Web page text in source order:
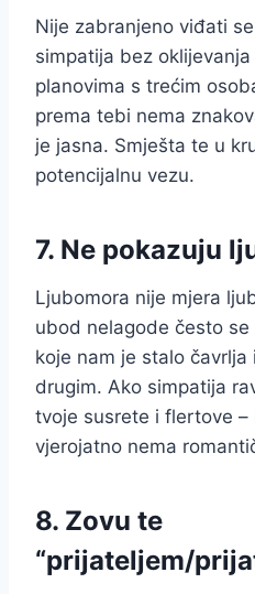
Nije zabranjeno viđati
simpatija bez
planovima s trećim
prema tebi nema
je jasna. Smješta te u
potencijalnu vezu.
7. Ne pokazuju
Ljubomora nije mjera
ubod nelagode često
koje nam je stalo čavrlja
drugim. Ako simpatija
tvoje susrete i flertove –
vjerojatno nema
8. Zovu te
“prijateljem/